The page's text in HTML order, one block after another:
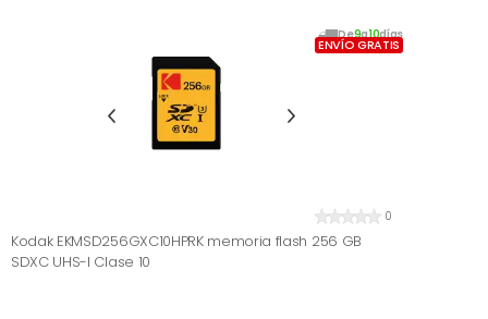
De9a10días
ENVÍO GRATIS
0
Kodak EKMSD256GXC10HPRK memoria flash 256 GB
SDXC UHS-I Clase 10